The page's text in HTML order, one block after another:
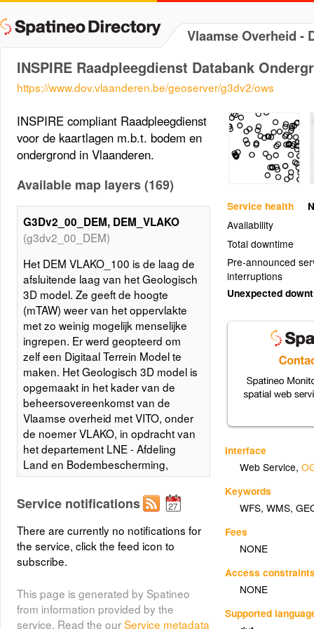
Vlaamse Overheid -
INSPIRE Raadpleegdienst Databank
https://www.dov.vlaanderen.be/geoserver/g3dv2/ows
Service health
Availability
Total downtime
Pre-announced
interruptions
Unexpected
Interface
Web Service,
Keywords
WFS,WMS,
Fees
NONE
Access
NONE
Supported
INSPIRE compliant Raadpleegdienst
voor de kaartlagen m.b.t. bodem en
ondergrond in Vlaanderen.
Available map layers (169)
G3Dv2_00_DEM, DEM_VLAKO
(g3dv2_00_DEM)
Het DEM VLAKO_100 is de laag de
afsluitende laag van het Geologisch
3D model. Ze geeft de hoogte
(mTAW) weer van het oppervlakte
met zo weinig mogelijk menselijke
ingrepen. Er werd geopteerd om
zelf een Digitaal Terrein Model te
maken. Het Geologisch 3D model is
opgemaakt in het kader van de
beheersovereenkomst van de
Vlaamse overheid met VITO, onder
de noemer VLAKO, in opdracht van
het departement LNE - Afdeling
Land en Bodembescherming,
Ondergrond, Natuurlijke
G3Dv2_0101_Q_We, basis Fm
van Weelde
Deze laag geeft de basis (mTAW)
van de Formatie van Weelde weer.
De kleiige en zandige sedimenten
Service notifications
There are currently no notifications for
the service, click the feed icon to
subscribe.
This page is generated by Spatineo
from information provided by the
service. Read the ourService metadata